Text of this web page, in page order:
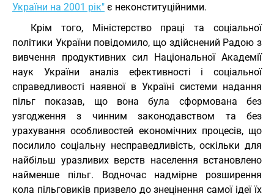
України на 2001 рік" є неконституційними.
Крім того, Міністерство праці та соціальної
політики України повідомило, що здійснений Радою з
вивчення продуктивних сил Національної Академії
наук України аналіз ефективності і соціальної
справедливості наявної в Україні системи надання
пільг показав, що вона була сформована без
узгодження з чинним законодавством та без
урахування особливостей економічних процесів, що
посилило соціальну несправедливість, оскільки для
найбільш уразливих верств населення встановлено
найменше пільг. Водночас надмірне розширення
кола пільговиків призвело до знецінення самої ідеї їх